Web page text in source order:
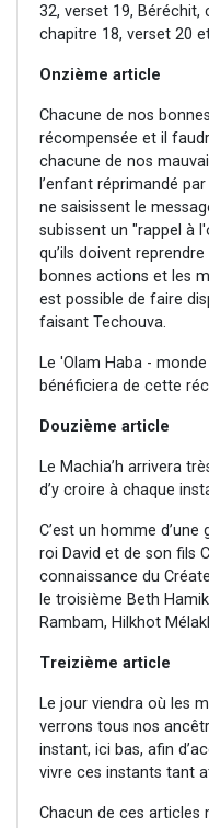
32, verset 19, Béréchit,
chapitre 18, verset 20
Onzième article
Chacune de nos
récompensée et il
chacune de nos
l’enfant réprimandé
ne saisissent le
subissent un "rappel à
qu’ils doivent
bonnes actions et les
est possible de faire
faisant Techouva.
Le 'Olam Haba -
bénéficiera de cette
Douzième article
Le Machia’h arrivera
d’y croire à chaque
C’est un homme
roi David et de son fils
connaissance du
le troisième Beth
Rambam, Hilkhot
Treizième article
Le jour viendra où les
verrons tous nos
instant, ici bas, afin
vivre ces instants tant
Chacun de ces articles